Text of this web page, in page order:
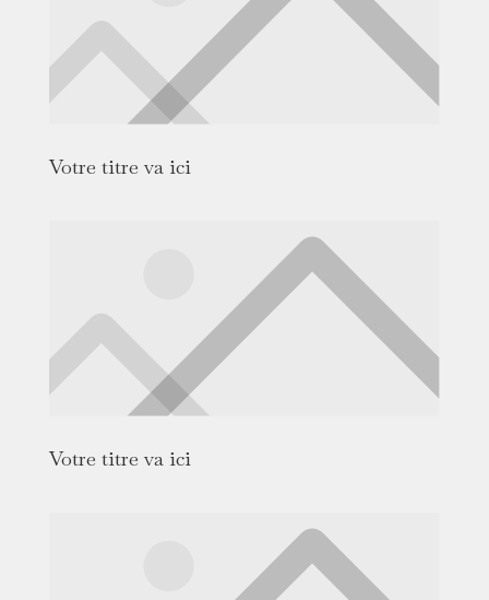
Votre titre va ici
Votre titre va ici